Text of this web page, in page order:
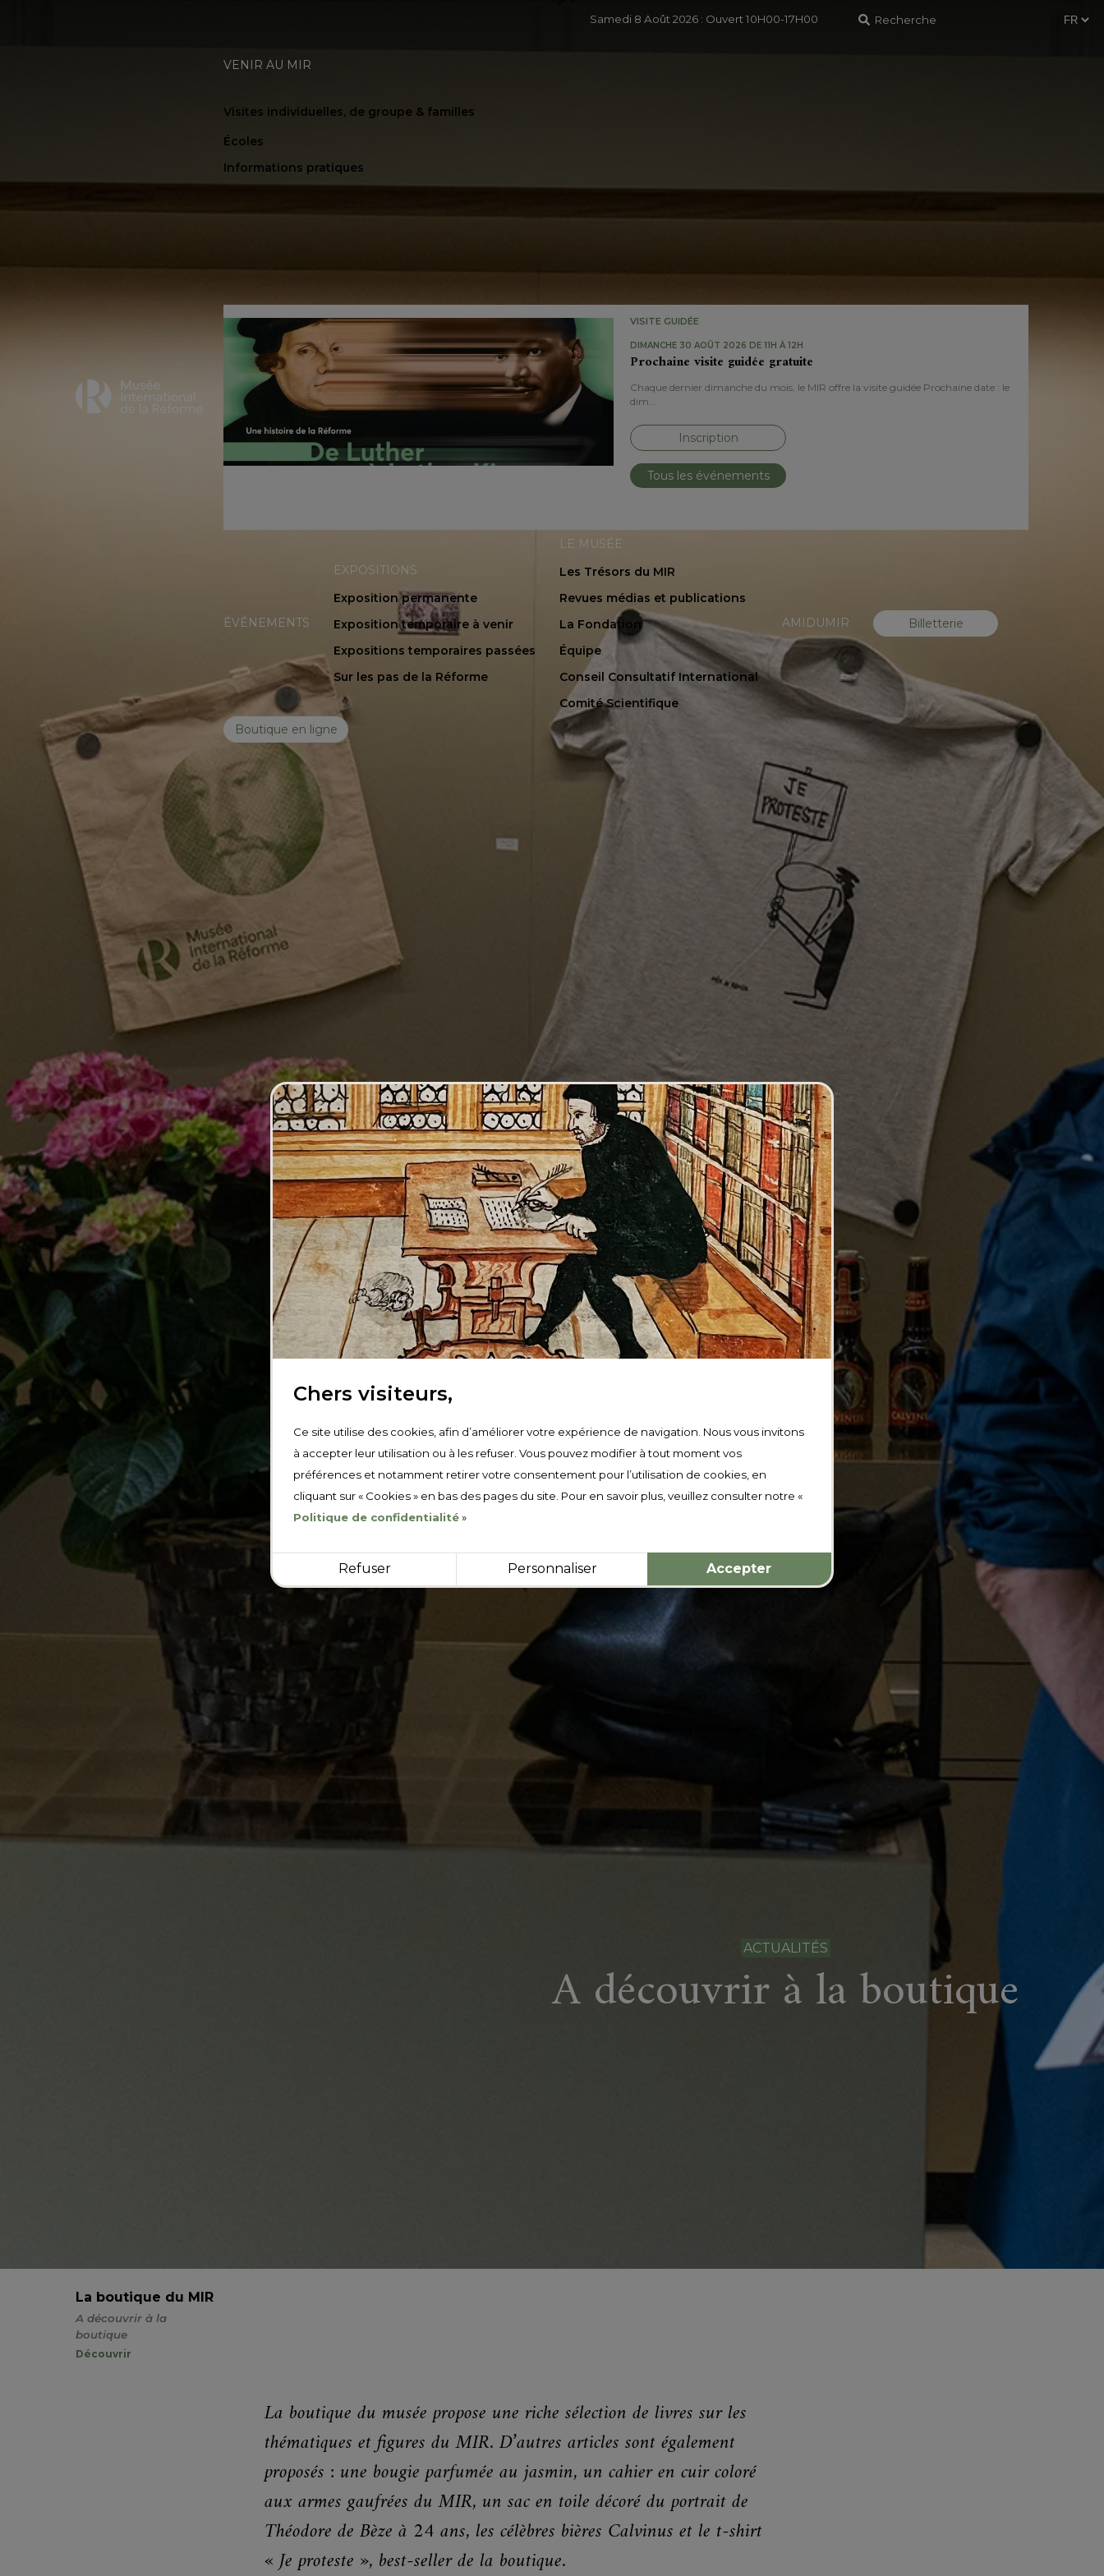
Samedi 8 Août 2026 : Ouvert 10H00-17H00
VENIR AU MIR
Visites individuelles, de groupe & familles
Écoles
Informations pratiques
VISITE GUIDÉE
DIMANCHE 30 AOÛT 2026 DE 11H À 12H
Prochaine visite guidée gratuite
Chaque dernier dimanche du mois, le MIR offre la visite guidée Prochaine date : le
dim...
Inscription
Tous les événements
ÉVÉNEMENTS
EXPOSITIONS
Exposition permanente
Exposition temporaire à venir
Expositions temporaires passées
Sur les pas de la Réforme
LE MUSÉE
Les Trésors du MIR
Revues médias et publications
La Fondation
Équipe
Conseil Consultatif International
Comité Scientifique
AMIDUMIR Billetterie
Boutique en ligne
ACTUALITÉS
A découvrir à la boutique
La boutique du MIR
A découvrir à la
boutique
Découvrir
La boutique du musée propose une riche sélection de livres sur les
thématiques et figures du MIR. D’autres articles sont également
proposés : une bougie parfumée au jasmin, un cahier en cuir coloré
aux armes gaufrées du MIR, un sac en toile décoré du portrait de
Théodore de Bèze à 24 ans, les célèbres bières Calvinus et le t-shirt
« Je proteste », best-seller de la boutique.
Chers visiteurs,
Ce site utilise des cookies, afin d’améliorer votre expérience de navigation. Nous vous invitons
à accepter leur utilisation ou à les refuser. Vous pouvez modifier à tout moment vos
préférences et notamment retirer votre consentement pour l’utilisation de cookies, en
cliquant sur « Cookies » en bas des pages du site. Pour en savoir plus, veuillez consulter notre «
Politique de confidentialité»
Refuser Personnaliser Accepter